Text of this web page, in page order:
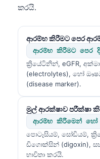
කරයි.
ආරම්භ කිරීමට පෙර
ආරම්භ කිරීමට පෙර
ක්‍රියේටිනින්, eGFR,
(electrolytes), හෝ
(disease marker).
මුල් ආරක්ෂාව පරීක්ෂා
ආරම්භ කිරීමෙන් හෝ
පොටෑසියම්, සෝඩියම්,
ඩිගොක්සින් (digoxin),
භාවිතා කරයි.